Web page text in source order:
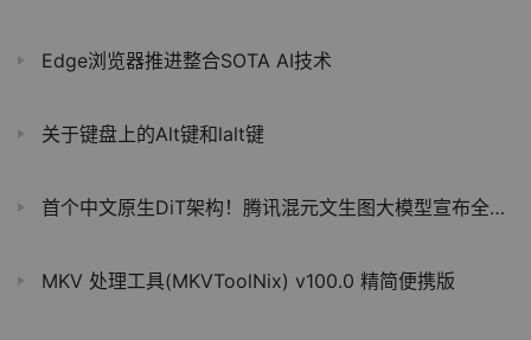
Edge浏览器推进整合SOTA AI技术
关于键盘上的Alt键和lalt键
首个中文原生DiT架构！腾讯混元文生图大模型宣布全面开源
MKV 处理工具(MKVToolNix) v100.0 精简便携版